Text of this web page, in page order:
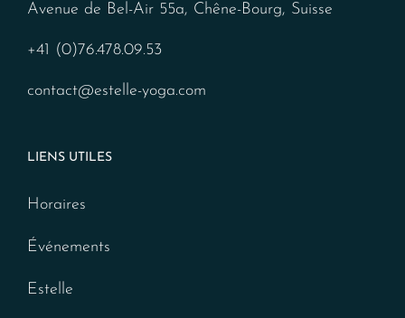
Avenue de Bel-Air 55a, Chêne-Bourg, Suisse
+41 (0)76.478.09.53
contact@estelle-yoga.com
LIENS UTILES
Horaires
Événements
Estelle